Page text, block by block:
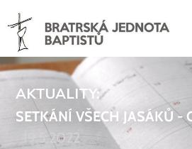
AKTUALITY:
SETKÁNÍ VŠECH JASÁKŮ -
19.5.2022